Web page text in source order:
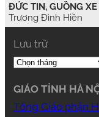
ĐỨC TIN, GUỒNG
Trương Đình Hiền
Lưu trữ
GIÁO TỈNH HÀ
Tổng Giáo phận